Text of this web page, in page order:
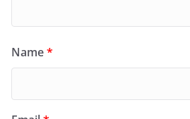
Name*